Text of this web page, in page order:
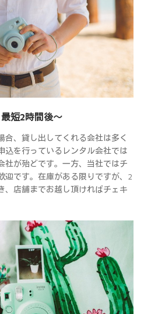
短2時間後～
合、貸し出してくれる会社は多く
込を行っているレンタル会社では
社が殆どです。一方、当社ではチ
迎です。在庫がある限りですが、2
、店舗までお越し頂ければチェキ